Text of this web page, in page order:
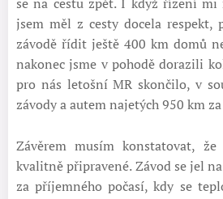
jsem měl z cesty docela respekt,
závodě řídit ještě 400 km domů
nakonec jsme v pohodě dorazili
pro nás letošní MR skončilo, v
závody a autem najetých 950 km
Závěrem musím konstatovat,
kvalitně připravené. Závod se jel
za příjemného počasí, kdy se